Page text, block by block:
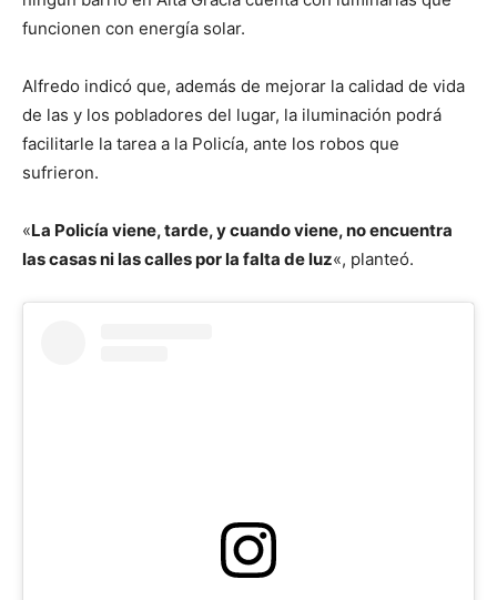
funcionen con energía solar.
Alfredo indicó que, además de mejorar la calidad de vida
de las y los pobladores del lugar, la iluminación podrá
facilitarle la tarea a la Policía, ante los robos que
sufrieron.
«La Policía viene, tarde, y cuando viene, no encuentra
las casas ni las calles por la falta de luz«, planteó.